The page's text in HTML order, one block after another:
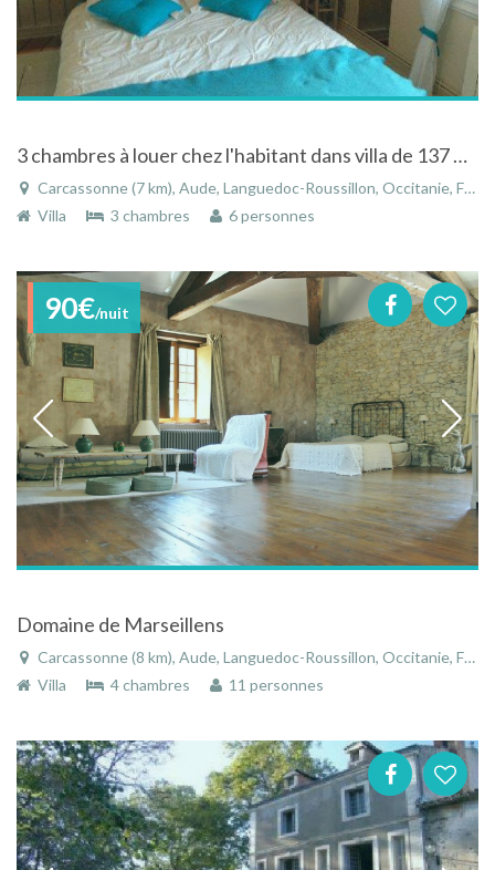
3 chambres à louer chez l'habitant dans villa de 137 m2 habitable
Carcassonne (7 km), Aude, Languedoc-Roussillon, Occitanie, France
Villa
3 chambres 6 personnes
90€/nuit
Domaine de Marseillens
Carcassonne (8 km), Aude, Languedoc-Roussillon, Occitanie, France
Villa
4 chambres 11 personnes